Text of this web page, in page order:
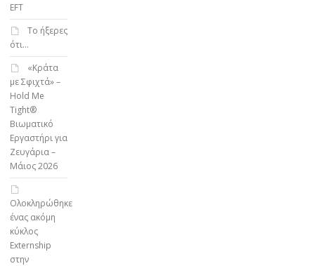
EFT
To ήξερες
ότι…
«Κράτα
με Σφιχτά» –
Hold Me
Tight®
Βιωματικό
Εργαστήρι για
Ζευγάρια –
Μάιος 2026
Ολοκληρώθηκε
ένας ακόμη
κύκλος
Externship
στην